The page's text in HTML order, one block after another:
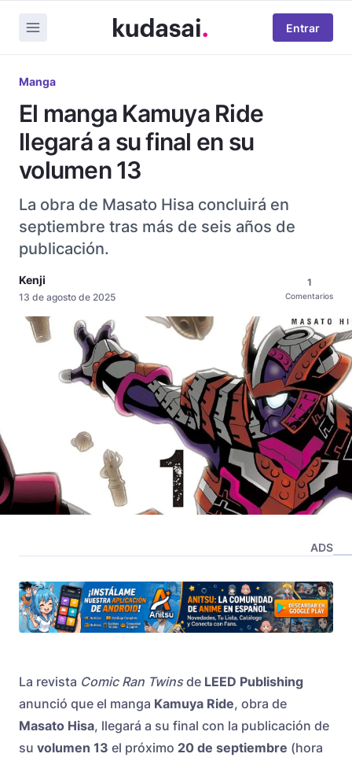
Entrar
Manga
El manga Kamuya Ride
llegará a su final en su
volumen 13
La obra de Masato Hisa concluirá en
septiembre tras más de seis años de
publicación.
Kenji
13 de agosto de 2025
1
Comentarios
ADS
La revista Comic Ran Twinsde LEED Publishing
anunció que el manga Kamuya Ride, obra de
Masato Hisa, llegará a su final con la publicación de
su volumen 13 el próximo 20 de septiembre (hora